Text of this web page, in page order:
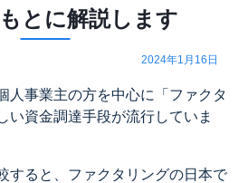
とに解説します
2024年1月16日
人事業主の方を中心に「ファクタ
い資金調達手段が流行していま
すると、ファクタリングの日本で